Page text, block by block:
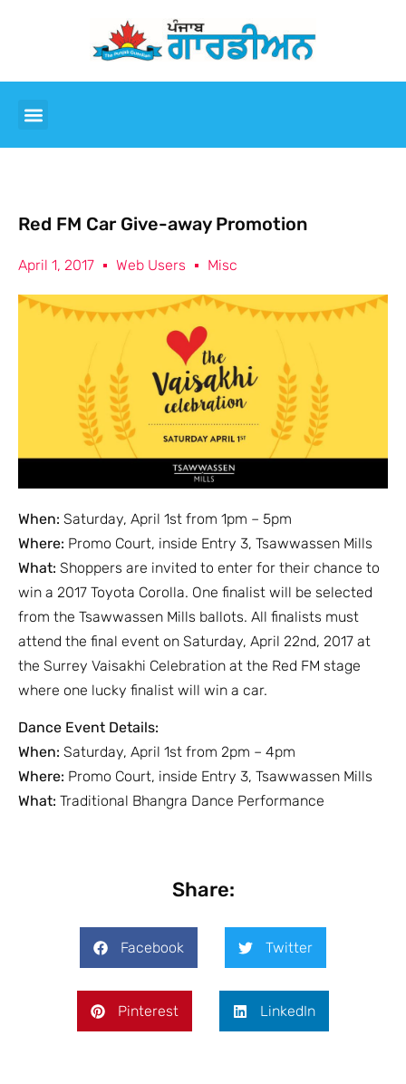
Red FM Car Give-away Promotion
April 1, 2017 Web Users Misc
When: Saturday, April 1st from 1pm – 5pm
Where: Promo Court, inside Entry 3, Tsawwassen Mills
What: Shoppers are invited to enter for their chance to
win a 2017 Toyota Corolla. One finalist will be selected
from the Tsawwassen Mills ballots. All finalists must
attend the final event on Saturday, April 22nd, 2017 at
the Surrey Vaisakhi Celebration at the Red FM stage
where one lucky finalist will win a car.
Dance Event Details:
When: Saturday, April 1st from 2pm – 4pm
Where: Promo Court, inside Entry 3, Tsawwassen Mills
What: Traditional Bhangra Dance Performance
Share:
Facebook Twitter
Pinterest LinkedIn